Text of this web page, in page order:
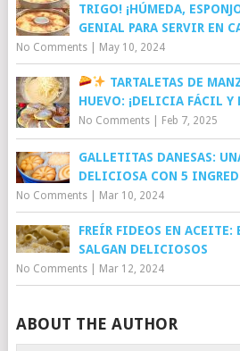
TRIGO! ¡HÚMEDA,
GENIAL PARA SERVIR EN
No Comments| May 10, 2024
TARTALETAS DE
HUEVO: ¡DELICIA FÁCIL Y
No Comments| Feb 7, 2025
GALLETITAS DANESAS:
DELICIOSA CON 5
No Comments| Mar 10, 2024
FREÍR FIDEOS EN ACEITE:
SALGAN DELICIOSOS
No Comments| Mar 12, 2024
ABOUT THE AUTHOR